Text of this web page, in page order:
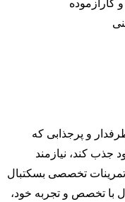
کارآزموده
و پرجذابی که
جذب کند، نیازمند
تخصصی بسکتبال
با تخصص و تجربه خود،